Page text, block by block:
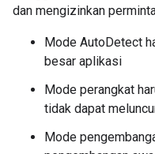
dan mengizinkan
Mode AutoDetect
besar aplikasi
Mode perangkat
tidak dapat
Mode